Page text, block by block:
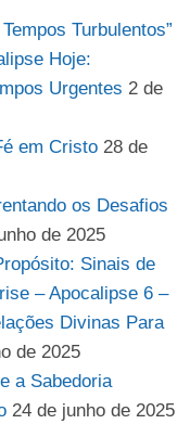
Turbulentos”
Hoje:
Urgentes 2 de
em Cristo 28 de
os Desafios
de 2025
Sinais de
– Apocalipse 6 –
Divinas Para
de 2025
a Sabedoria
24 de junho de 2025